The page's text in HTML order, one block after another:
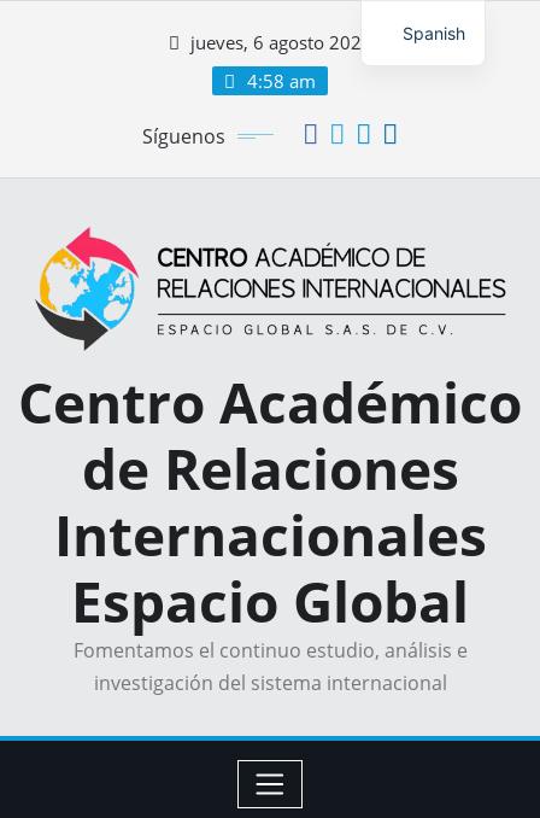
jueves, 6 agosto 2026
4:58 am
Síguenos
Centro Académico
de Relaciones
Internacionales
Espacio Global
Fomentamos el continuo estudio, análisis e
investigación del sistema internacional
Spanish